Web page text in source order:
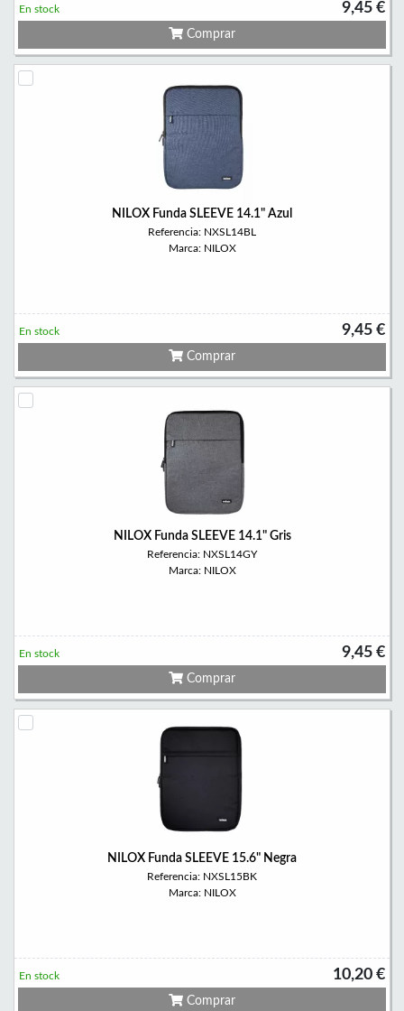
9,45 €
En stock
Comprar
NILOX Funda SLEEVE 14.1" Azul
Referencia: NXSL14BL
Marca: NILOX
9,45 €
En stock
Comprar
NILOX Funda SLEEVE 14.1" Gris
Referencia: NXSL14GY
Marca: NILOX
9,45 €
En stock
Comprar
NILOX Funda SLEEVE 15.6" Negra
Referencia: NXSL15BK
Marca: NILOX
10,20 €
En stock
Comprar